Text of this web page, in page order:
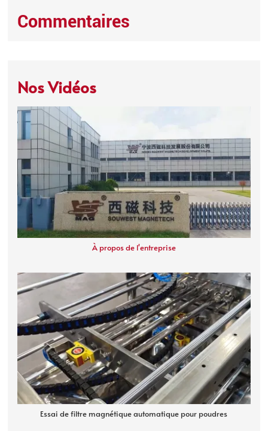
Commentaires
Nos Vidéos
À propos de l'entreprise
Essai de filtre magnétique automatique pour poudres